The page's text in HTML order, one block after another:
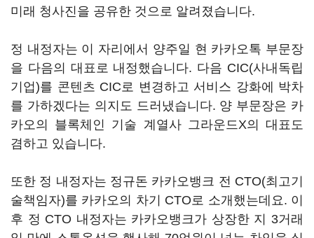
미래 청사진을 공유한 것으로 알려졌습니다.
정 내정자는 이 자리에서 양주일 현 카카오톡 부문장
을 다음의 대표로 내정했습니다. 다음 CIC(사내독립
기업)를 콘텐츠 CIC로 변경하고 서비스 강화에 박차
를 가하겠다는 의지도 드러냈습니다. 양 부문장은 카
카오의 블록체인 기술 계열사 그라운드X의 대표도
겸하고 있습니다.
또한 정 내정자는 정규돈 카카오뱅크 전 CTO(최고기
술책임자)를 카카오의 차기 CTO로 소개했는데요. 이
후 정 CTO 내정자는 카카오뱅크가 상장한 지 3거래